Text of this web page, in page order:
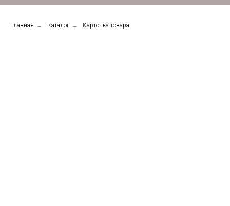
Главная → Каталог → Карточка товара